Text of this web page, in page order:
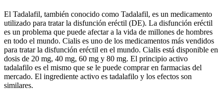
El Tadalafil, también conocido como Tadalafil, es un medicamento
utilizado para tratar la disfunción eréctil (DE). La disfunción eréctil
es un problema que puede afectar a la vida de millones de hombres
en todo el mundo. Cialis es uno de los medicamentos más vendidos
para tratar la disfunción eréctil en el mundo. Cialis está disponible en
dosis de 20 mg, 40 mg, 60 mg y 80 mg. El principio activo
tadalafilo es el mismo que se le puede comprar en farmacias del
mercado. El ingrediente activo es tadalafilo y los efectos son
similares.